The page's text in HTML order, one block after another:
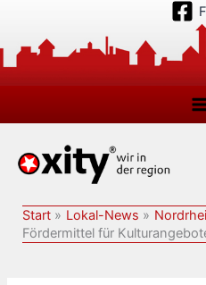
springen
Start Lokal-News
Fördermittel für